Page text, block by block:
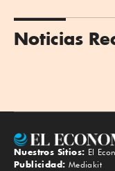
Noticias
Nuestros Sitios: El
Publicidad: Mediakit